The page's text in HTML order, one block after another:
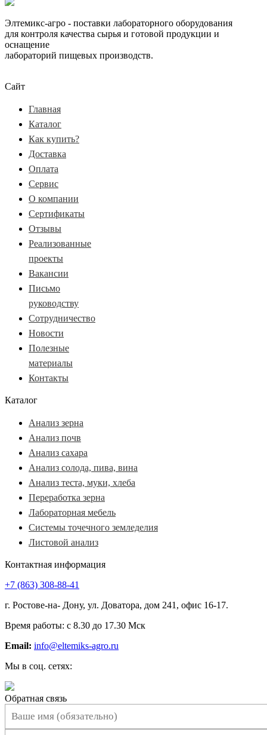
Элтемикс-агро - поставки лабораторного оборудования
для контроля качества сырья и готовой продукции и
оснащение
лабораторий пищевых производств.
Сайт
Главная
Каталог
Как купить?
Доставка
Оплата
Сервис
О компании
Сертификаты
Отзывы
Реализованные
проекты
Вакансии
Письмо
руководству
Сотрудничество
Новости
Полезные
материалы
Контакты
Каталог
Анализ зерна
Анализ почв
Анализ сахара
Анализ солода, пива, вина
Анализ теста, муки, хлеба
Переработка зерна
Лабораторная мебель
Системы точечного земледелия
Листовой анализ
Контактная информация
+7 (863) 308-88-41
г. Ростове-на- Дону, ул. Доватора, дом 241, офис 16-17.
Время работы: с 8.30 до 17.30 Мск
Email: info@eltemiks-agro.ru
Мы в соц. сетях:
Обратная связь